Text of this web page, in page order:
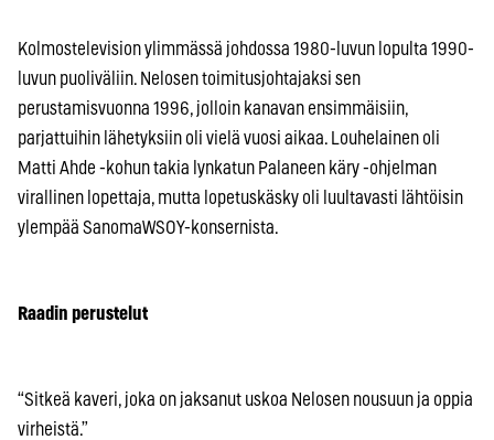
Kolmostelevision ylimmässä johdossa 1980-luvun lopulta 1990-
luvun puoliväliin. Nelosen toimitusjohtajaksi sen
perustamisvuonna 1996, jolloin kanavan ensimmäisiin,
parjattuihin lähetyksiin oli vielä vuosi aikaa. Louhelainen oli
Matti Ahde -kohun takia lynkatun Palaneen käry -ohjelman
virallinen lopettaja, mutta lopetuskäsky oli luultavasti lähtöisin
ylempää SanomaWSOY-konsernista.
Raadin perustelut
“Sitkeä kaveri, joka on jaksanut uskoa Nelosen nousuun ja oppia
virheistä.”